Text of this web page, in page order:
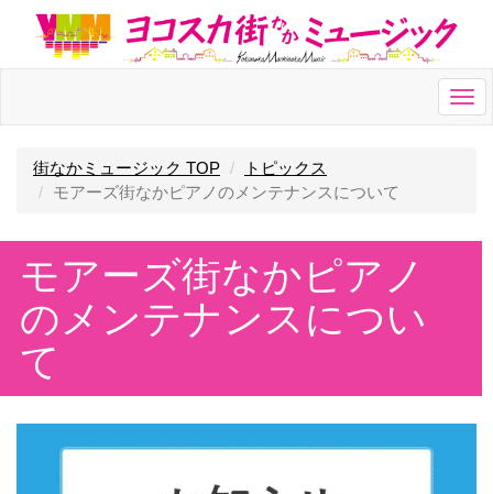
街なかミュージック TOP
トピックス
モアーズ街なかピアノのメンテナンスについて
モアーズ街なかピアノ
のメンテナンスについ
て